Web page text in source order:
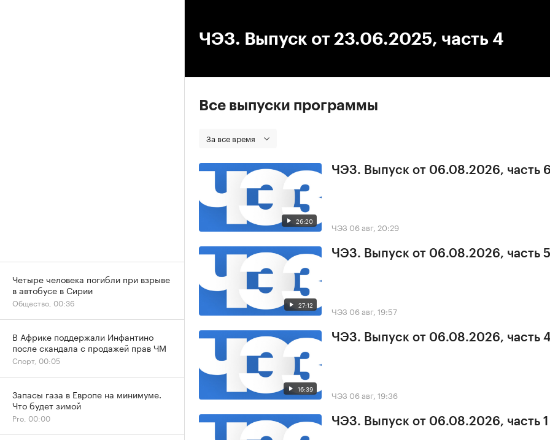
ЧЭЗ. Выпуск от 23.06.2025, часть 4
Все выпуски программы
За все время
26:20
ЧЭЗ. Выпуск от 06.08.2026, часть
ЧЭЗ 06 авг, 20:29
27:12
ЧЭЗ. Выпуск от 06.08.2026, часть 5
ЧЭЗ 06 авг, 19:57
16:39
ЧЭЗ. Выпуск от 06.08.2026, часть
ЧЭЗ 06 авг, 19:36
ЧЭЗ. Выпуск от 06.08.2026, часть 1
Четыре человека погибли при взрыве
в автобусе в Сирии
Общество, 00:36
В Африке поддержали Инфантино
после скандала с продажей прав ЧМ
Спорт, 00:05
Запасы газа в Европе на минимуме.
Что будет зимой
Pro, 00:00